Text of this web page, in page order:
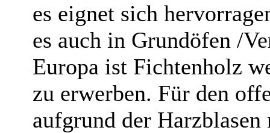
es eignet sich
es auch in Grundöfen /
Europa ist Fichtenholz
zu erwerben. Für den
aufgrund der